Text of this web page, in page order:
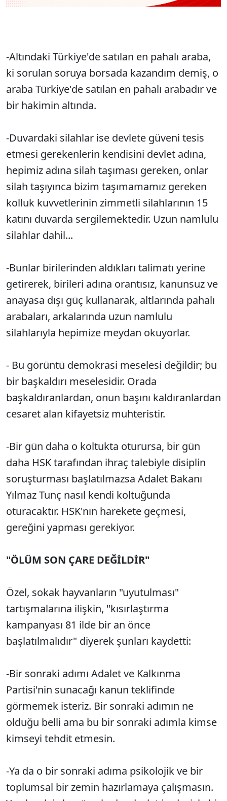
-Altındaki Türkiye'de satılan en pahalı araba,
ki sorulan soruya borsada kazandım demiş, o
araba Türkiye'de satılan en pahalı arabadır ve
bir hakimin altında.
-Duvardaki silahlar ise devlete güveni tesis
etmesi gerekenlerin kendisini devlet adına,
hepimiz adına silah taşıması gereken, onlar
silah taşıyınca bizim taşımamamız gereken
kolluk kuvvetlerinin zimmetli silahlarının 15
katını duvarda sergilemektedir. Uzun namlulu
silahlar dahil...
-Bunlar birilerinden aldıkları talimatı yerine
getirerek, birileri adına orantısız, kanunsuz ve
anayasa dışı güç kullanarak, altlarında pahalı
arabaları, arkalarında uzun namlulu
silahlarıyla hepimize meydan okuyorlar.
- Bu görüntü demokrasi meselesi değildir; bu
bir başkaldırı meselesidir. Orada
başkaldıranlardan, onun başını kaldıranlardan
cesaret alan kifayetsiz muhteristir.
-Bir gün daha o koltukta oturursa, bir gün
daha HSK tarafından ihraç talebiyle disiplin
soruşturması başlatılmazsa Adalet Bakanı
Yılmaz Tunç nasıl kendi koltuğunda
oturacaktır. HSK'nın harekete geçmesi,
gereğini yapması gerekiyor.
"ÖLÜM SON ÇARE DEĞİLDİR"
Özel, sokak hayvanların "uyutulması"
tartışmalarına ilişkin, "kısırlaştırma
kampanyası 81 ilde bir an önce
başlatılmalıdır" diyerek şunları kaydetti:
-Bir sonraki adımı Adalet ve Kalkınma
Partisi'nin sunacağı kanun teklifinde
görmemek isteriz. Bir sonraki adımın ne
olduğu belli ama bu bir sonraki adımla kimse
kimseyi tehdit etmesin.
-Ya da o bir sonraki adıma psikolojik ve bir
toplumsal bir zemin hazırlamaya çalışmasın.